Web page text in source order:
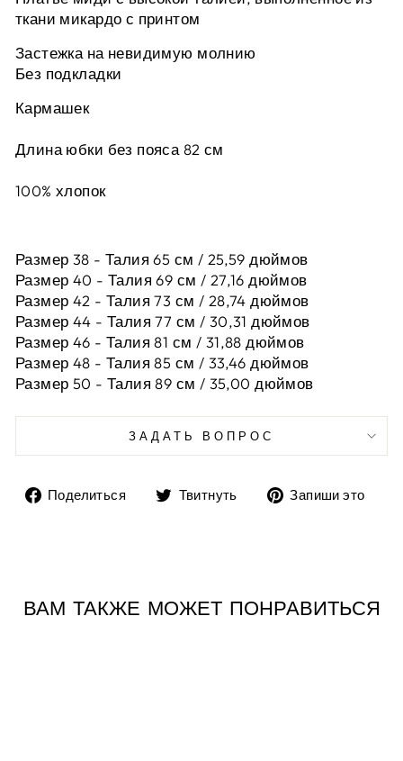
ткани микардо с принтом
Застежка на невидимую молнию
Без подкладки
Кармашек
Длина юбки без пояса 82 см
100% хлопок
Размер 38 - Талия 65 см / 25,59 дюймов
Размер 40 - Талия 69 см / 27,16 дюймов
Размер 42 - Талия 73 см / 28,74 дюймов
Размер 44 - Талия 77 см / 30,31 дюймов
Размер 46 - Талия 81 см / 31,88 дюймов
Размер 48 - Талия 85 см / 33,46 дюймов
Размер 50 - Талия 89 см / 35,00 дюймов
ЗАДАТЬ ВОПРОС
Поделиться
Поделиться
Твитнуть
ТвитнутьЗапиши это
ВАМ ТАКЖЕ МОЖЕТ ПОНРАВИТЬСЯ